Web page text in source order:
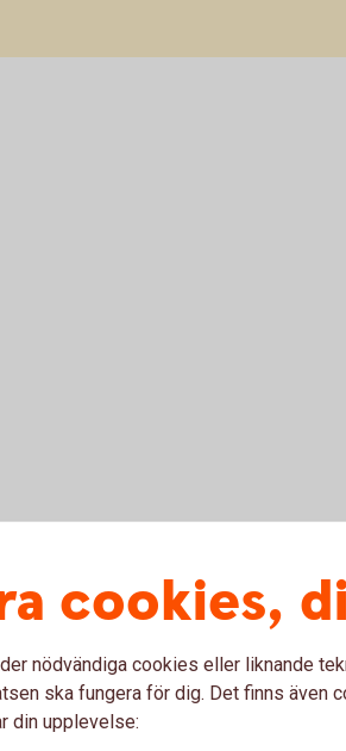
vid 50
på minpension. se
för att se vad du
De flesta svenskar kan räkna med
Om det funkar för dig – bra! Om
cookies,
nödvändiga cookies eller liknande
ska fungera för dig. Det finns även
din upplevelse: